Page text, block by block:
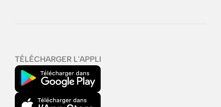
TÉLÉCHARGER L'APPLI